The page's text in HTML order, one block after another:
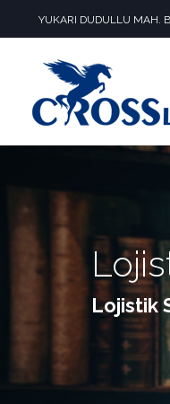
YUKARI DUDULLU MAH.
Lojistik